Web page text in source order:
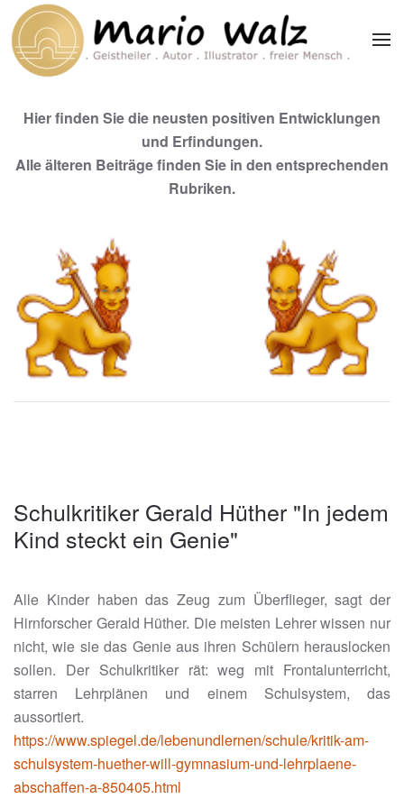
Zum Hauptinhalt springen
Hier finden Sie die neusten positiven Entwicklungen
und Erfindungen.
Alle älteren Beiträge finden Sie in den entsprechenden
Rubriken.
Schulkritiker Gerald Hüther "In jedem
Kind steckt ein Genie"
Alle Kinder haben das Zeug zum Überflieger, sagt der
Hirnforscher Gerald Hüther. Die meisten Lehrer wissen nur
nicht, wie sie das Genie aus ihren Schülern herauslocken
sollen. Der Schulkritiker rät: weg mit Frontalunterricht,
starren Lehrplänen und einem Schulsystem, das
aussortiert.
https://www.spiegel.de/lebenundlernen/schule/kritik-am-
schulsystem-huether-will-gymnasium-und-lehrplaene-
abschaffen-a-850405.html